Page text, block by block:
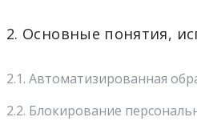
2. Основные понятия,
2.1. Автоматизированная
2.2. Блокирование